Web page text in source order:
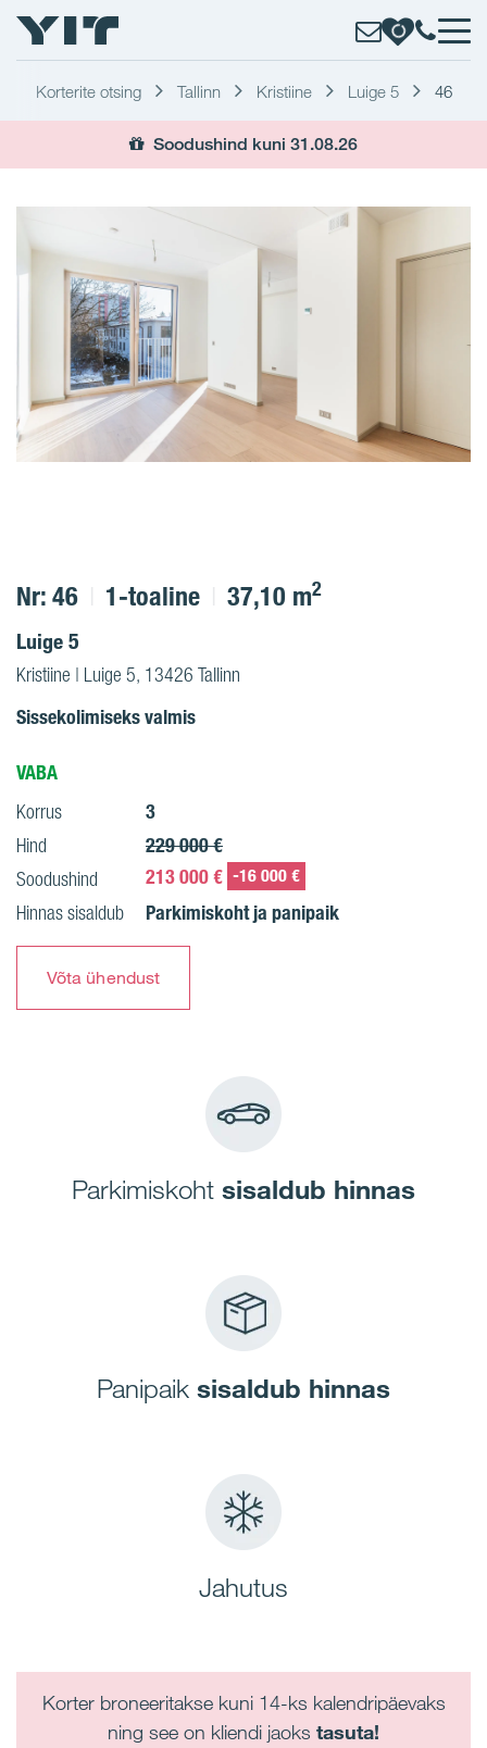
Korterite otsing Tallinn Kristiine Luige 5 46
Soodushind kuni 31.08.26
Nr: 46 1-toaline 37,10 m2
Luige 5
Kristiine | Luige 5, 13426 Tallinn
Sissekolimiseks valmis
VABA
Korrus 3
Hind 229 000 €
Soodushind 213 000 € -16 000 €
Hinnas sisaldub Parkimiskoht ja panipaik
Võta ühendust
Parkimiskoht sisaldub hinnas
Panipaik sisaldub hinnas
Jahutus
Korter broneeritakse kuni 14-ks kalendripäevaks
ning see on kliendi jaoks tasuta!